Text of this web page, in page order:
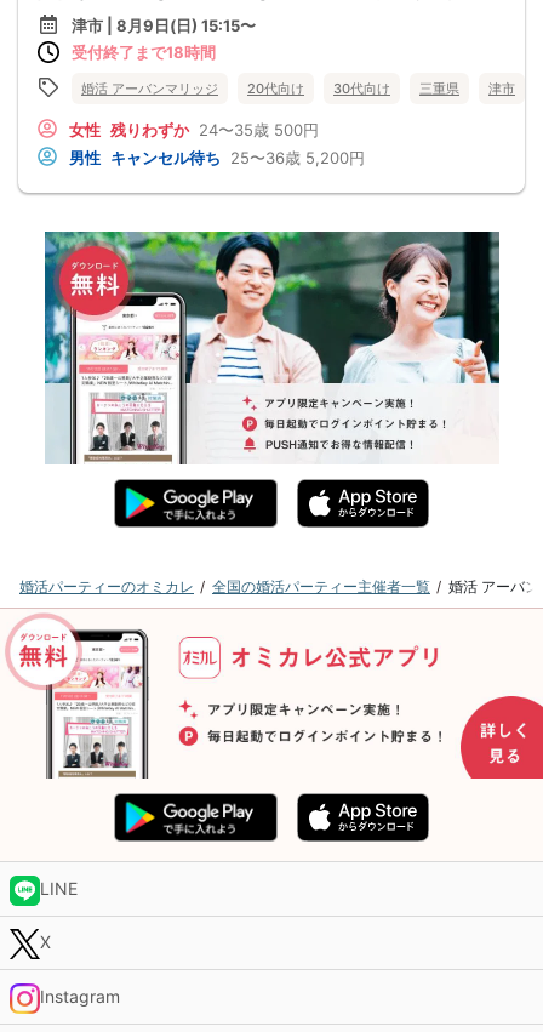
津市 | 8月9日(日) 15:15〜
受付終了まで18時間
婚活 アーバンマリッジ 20代向け 30代向け 三重県 津市
女性 残りわずか 24〜35歳 500円
男性 キャンセル待ち 25〜36歳 5,200円
婚活パーティーのオミカレ 全国の婚活パーティー主催者一覧 婚活 アーバ
LINE
X
Instagram